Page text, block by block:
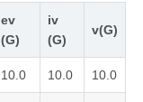
ev
(G)
iv
(G)
v(G)
10.0 10.0 10.0